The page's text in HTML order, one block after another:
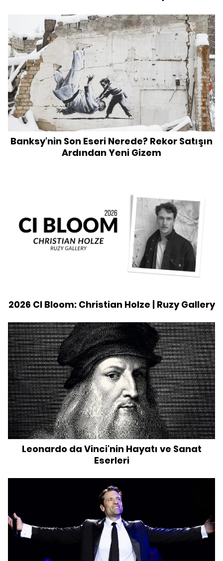
Banksy'nin Son Eseri Nerede? Rekor Satışın
Ardından Yeni Gizem
2026 CI Bloom: Christian Holze | Ruzy Gallery
Leonardo da Vinci'nin Hayatı ve Sanat
Eserleri